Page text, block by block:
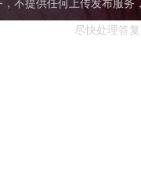
不提供任何上传发布服务
尽快处理答